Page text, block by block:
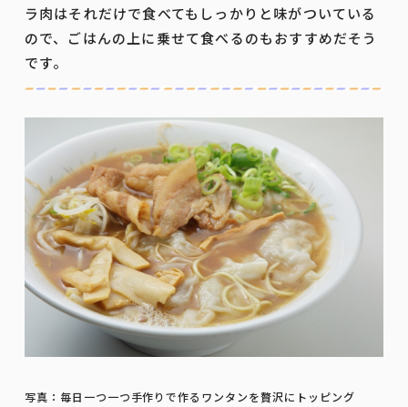
ラ肉はそれだけで食べてもしっかりと味がついている
ので、ごはんの上に乗せて食べるのもおすすめだそう
です。
写真：毎日一つ一つ手作りで作るワンタンを贅沢にトッピング